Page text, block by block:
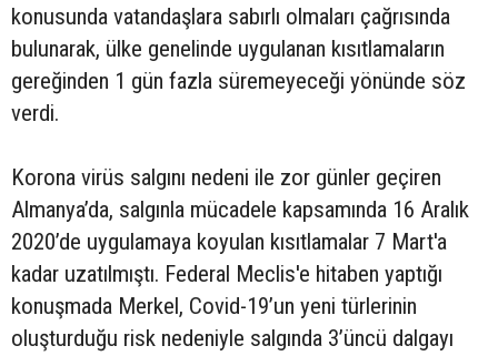
konusunda vatandaşlara sabırlı olmaları çağrısında
bulunarak, ülke genelinde uygulanan kısıtlamaların
gereğinden 1 gün fazla süremeyeceği yönünde söz
verdi.
Korona virüs salgını nedeni ile zor günler geçiren
Almanya’da, salgınla mücadele kapsamında 16 Aralık
2020’de uygulamaya koyulan kısıtlamalar 7 Mart'a
kadar uzatılmıştı. Federal Meclis'e hitaben yaptığı
konuşmada Merkel, Covid-19’un yeni türlerinin
oluşturduğu risk nedeniyle salgında 3’üncü dalgayı